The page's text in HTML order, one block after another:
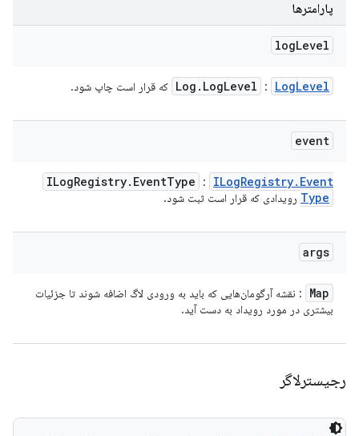
پارامترها
logLevel
Log . LogLevel : LogLevel که قرار است چاپ شود.
event
ILogRegistry. EventType : ILogRegistry. Event
Type رویدادی که قرار است ثبت شود.
args
Map
: نقشه آرگومان‌هایی که باید به ورودی لاگ اضافه شوند تا جزئیات
بیشتری در مورد رویداد به دست آید.
رجیسترلاگر